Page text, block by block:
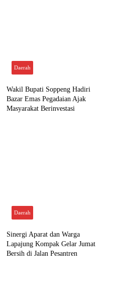
Daerah
Wakil Bupati Soppeng Hadiri
Bazar Emas Pegadaian Ajak
Masyarakat Berinvestasi
Daerah
Sinergi Aparat dan Warga
Lapajung Kompak Gelar Jumat
Bersih di Jalan Pesantren